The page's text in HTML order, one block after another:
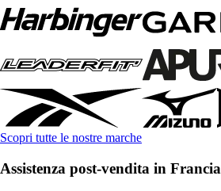
Scopri tutte le nostre marche
Assistenza post-vendita in Francia